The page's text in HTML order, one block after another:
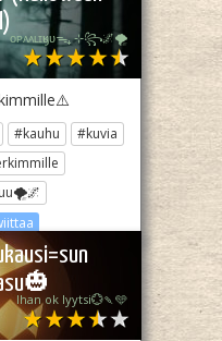
ᴏᴘᴀᴀʟɪӄᴜᴜᯓ₊ ⊹꧂🌌🌪
#kauhu
#kuvia
Ihan ok lyytsi💮🍡🩵